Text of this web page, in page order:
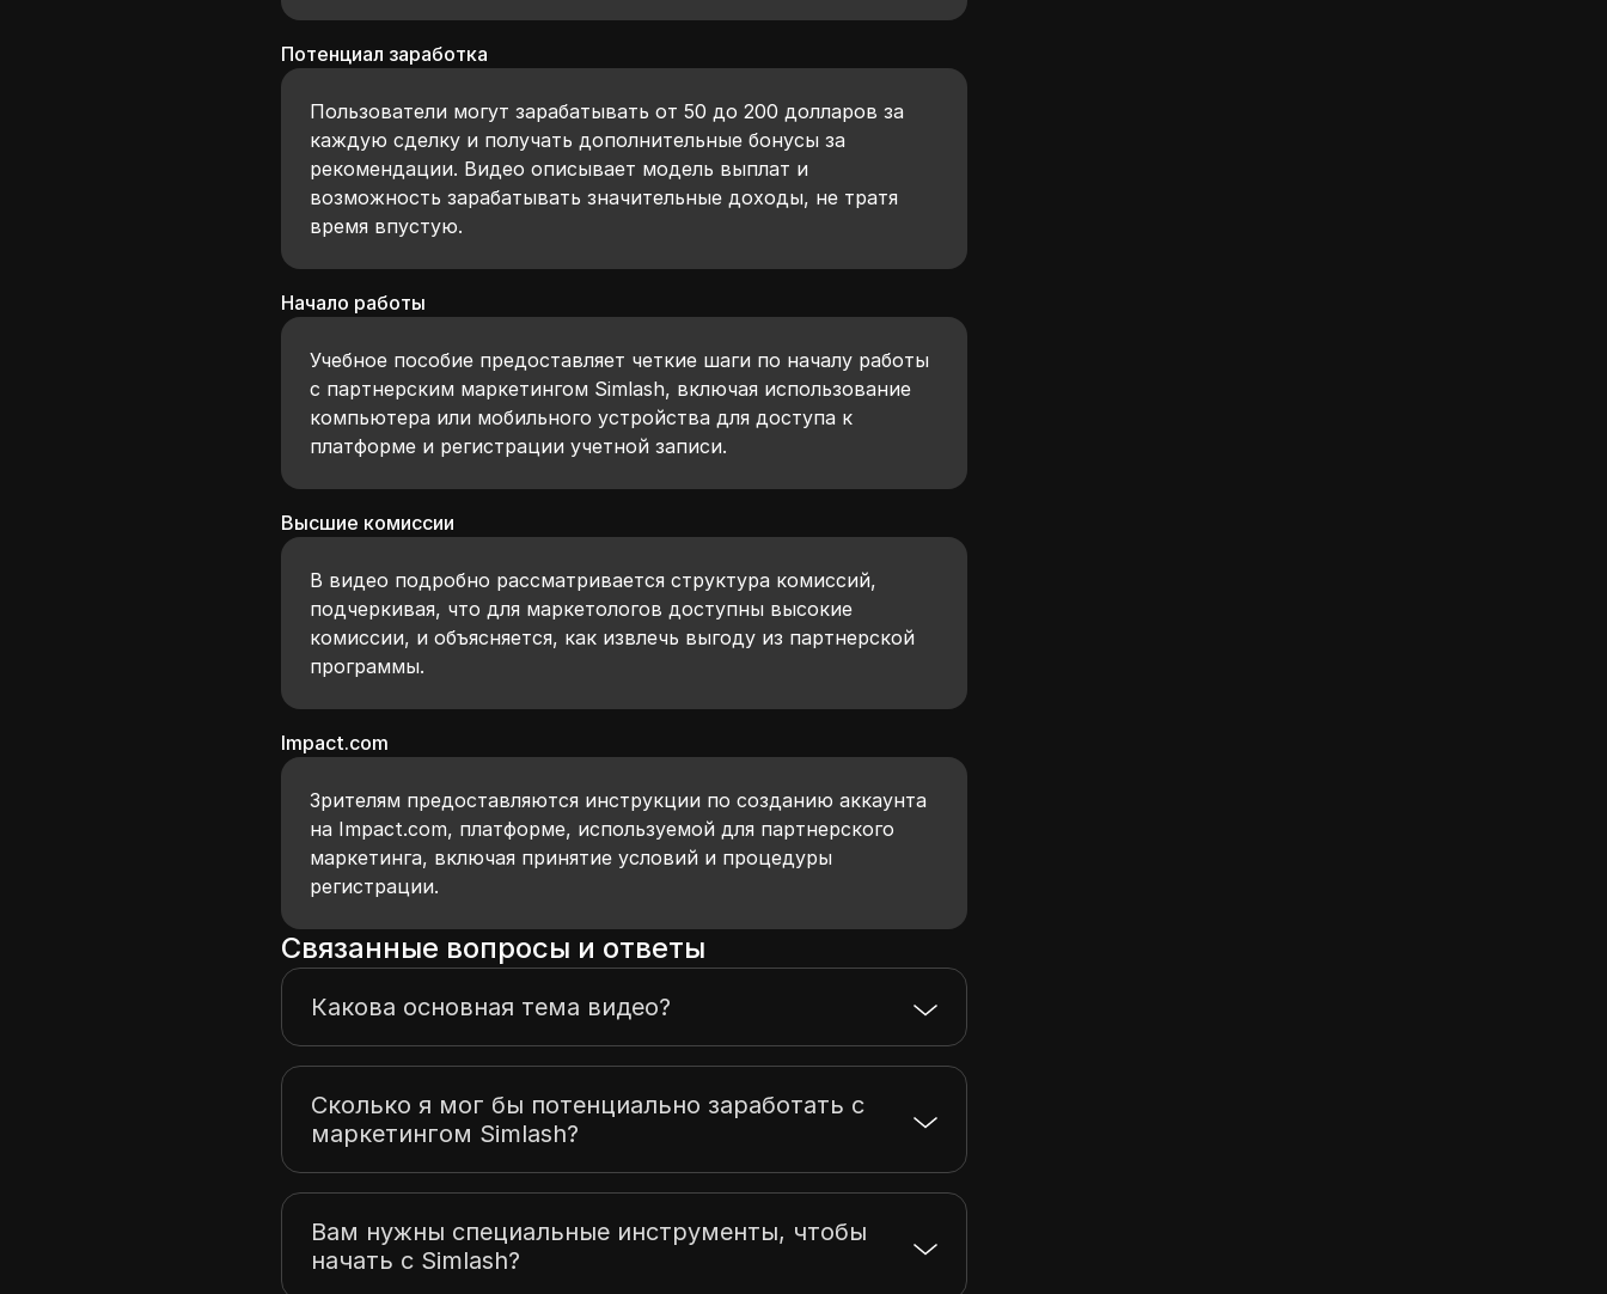
Потенциал заработка
Пользователи могут зарабатывать от 50 до 200 долларов за
каждую сделку и получать дополнительные бонусы за
рекомендации. Видео описывает модель выплат и
возможность зарабатывать значительные доходы, не тратя
время впустую.
Начало работы
Учебное пособие предоставляет четкие шаги по началу работы
с партнерским маркетингом Simlash, включая использование
компьютера или мобильного устройства для доступа к
платформе и регистрации учетной записи.
Высшие комиссии
В видео подробно рассматривается структура комиссий,
подчеркивая, что для маркетологов доступны высокие
комиссии, и объясняется, как извлечь выгоду из партнерской
программы.
Impact.com
Зрителям предоставляются инструкции по созданию аккаунта
на Impact.com, платформе, используемой для партнерского
маркетинга, включая принятие условий и процедуры
регистрации.
Связанные вопросы и ответы
Какова основная тема видео?
Сколько я мог бы потенциально заработать с
маркетингом Simlash?
Вам нужны специальные инструменты, чтобы
начать с Simlash?